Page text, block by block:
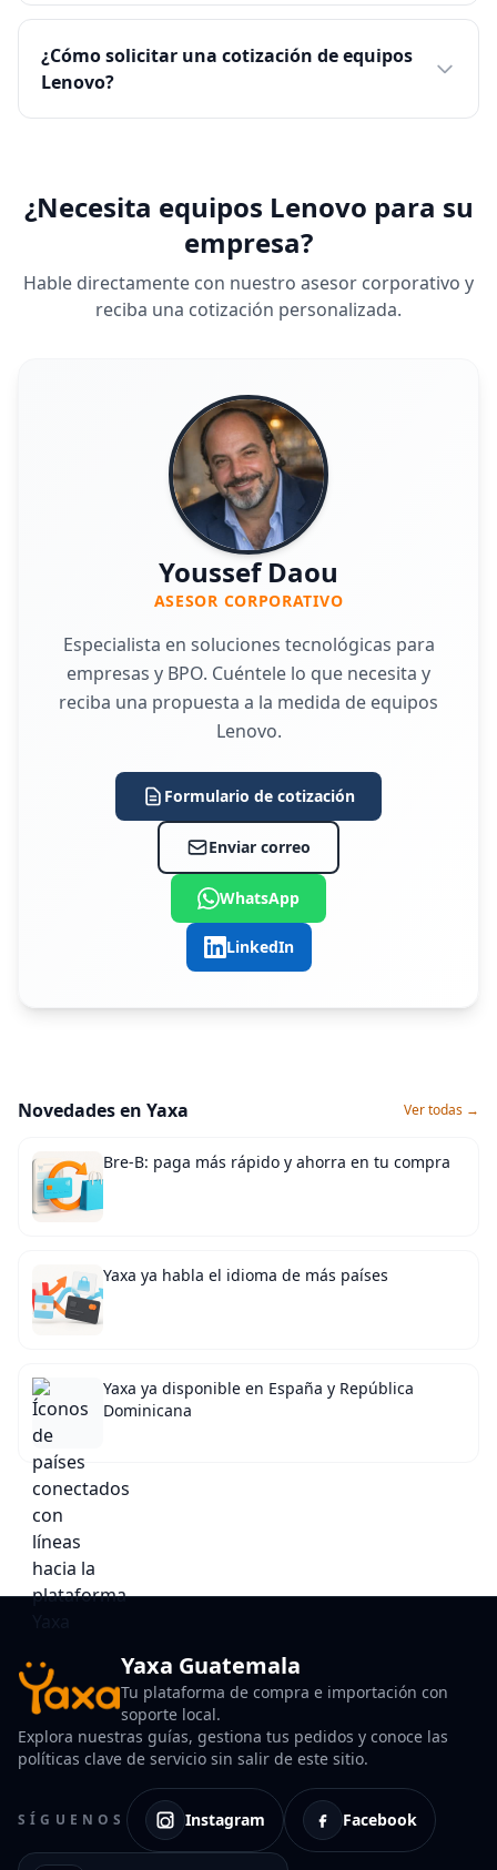
¿Cómo solicitar una cotización de equipos
Lenovo?
¿Necesita equipos Lenovo para su
empresa?
Hable directamente con nuestro asesor corporativo y
reciba una cotización personalizada.
Youssef Daou
ASESOR CORPORATIVO
Especialista en soluciones tecnológicas para
empresas y BPO. Cuéntele lo que necesita y
reciba una propuesta a la medida de equipos
Lenovo.
Formulario de cotización
Enviar correo
WhatsApp
LinkedIn
Novedades en Yaxa Ver todas →
Bre-B: paga más rápido y ahorra en tu compra
Yaxa ya habla el idioma de más países
Yaxa ya disponible en España y República
Dominicana
Yaxa Guatemala
Tu plataforma de compra e importación con
soporte local.
Explora nuestras guías, gestiona tus pedidos y conoce las
políticas clave de servicio sin salir de este sitio.
SÍGUENOS Instagram Facebook